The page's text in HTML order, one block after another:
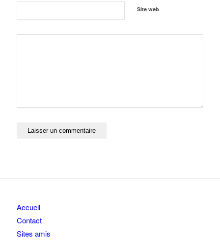
Site web
Accueil
Contact
Sites amis